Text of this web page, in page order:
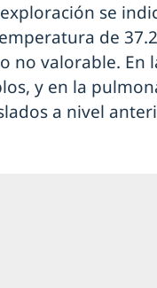
se
de 37.2
no valorable. En
y en la
a nivel